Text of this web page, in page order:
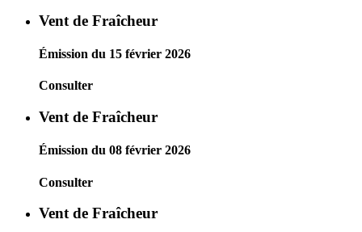
Vent de Fraîcheur
Émission du 15 février 2026
Consulter
Vent de Fraîcheur
Émission du 08 février 2026
Consulter
Vent de Fraîcheur